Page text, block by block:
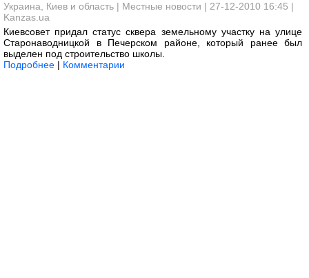
Украина, Киев и область | Местные новости | 27-12-2010 16:45 |
Kanzas.ua
Киевсовет придал статус сквера земельному участку на улице
Старонаводницкой в Печерском районе, который ранее был
выделен под строительство школы.
Подробнее | Комментарии